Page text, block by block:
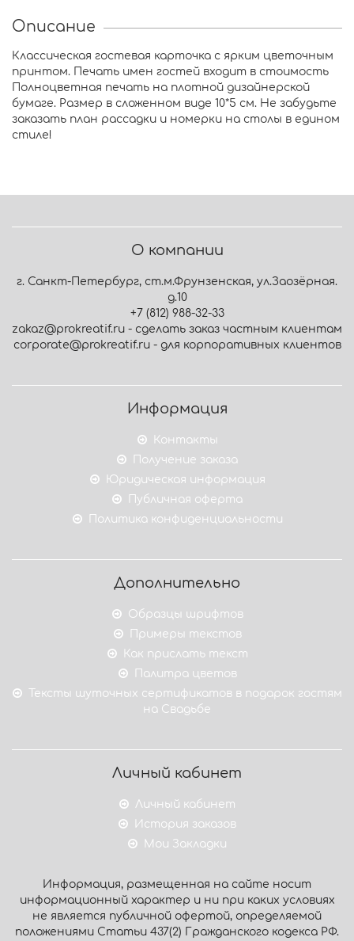
Описание
Классическая гостевая карточка с ярким цветочным
принтом. Печать имен гостей входит в стоимость
Полноцветная печать на плотной дизайнерской
бумаге. Размер в сложенном виде 10*5 см. Не забудьте
заказать план рассадки и номерки на столы в едином
стиле!
О компании
г. Санкт-Петербург, ст.м.Фрунзенская, ул.Заозёрная.
д.10
+7 (812) 988-32-33
zakaz@prokreatif.ru - сделать заказ частным клиентам
corporate@prokreatif.ru - для корпоративных клиентов
Информация
Контакты
Получение заказа
Юридическая информация
Публичная оферта
Политика конфиденциальности
Дополнительно
Образцы шрифтов
Примеры текстов
Как прислать текст
Палитра цветов
Тексты шуточных сертификатов в подарок гостям
на Свадьбе
Личный кабинет
Личный кабинет
История заказов
Мои Закладки
Информация, размещенная на сайте носит
информационный характер и ни при каких условиях
не является публичной офертой, определяемой
положениями Статьи 437(2) Гражданского кодекса РФ.